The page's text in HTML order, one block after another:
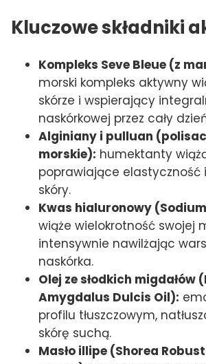
Kluczowe składniki
Kompleks Seve Bleue (z
morski kompleks aktywny
skórze i wspierający
naskórkowej przez cały
Alginiany i pulluan
morskie): humektanty
poprawiające elastyczność
skóry.
Kwas hialuronowy
wiąże wielokrotność swojej
intensywnie nawilżając
naskórka.
Olej ze słodkich migdałów
Amygdalus Dulcis Oil):
profilu tłuszczowym,
skórę suchą.
Masło illipe (Shorea